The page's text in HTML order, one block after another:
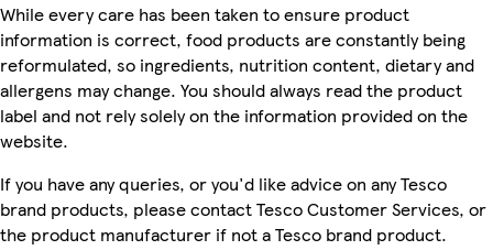
While every care has been taken to ensure product
information is correct, food products are constantly being
reformulated, so ingredients, nutrition content, dietary and
allergens may change. You should always read the product
label and not rely solely on the information provided on the
website.
If you have any queries, or you'd like advice on any Tesco
brand products, please contact Tesco Customer Services, or
the product manufacturer if not a Tesco brand product.